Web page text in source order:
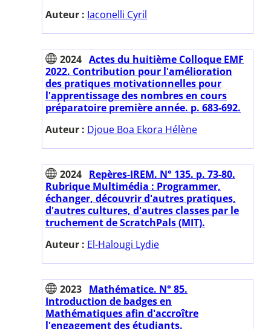
Auteur : Iaconelli Cyril
2024 Actes du huitième Colloque EMF
2022. Contribution pour l'amélioration
des pratiques motivationnelles pour
l'apprentissage des nombres en cours
préparatoire première année. p. 683-692.
Auteur : Djoue Boa Ekora Hélène
2024 Repères-IREM. N° 135. p. 73-80.
Rubrique Multimédia : Programmer,
échanger, découvrir d'autres pratiques,
d'autres cultures, d'autres classes par le
truchement de ScratchPals (MIT).
Auteur : El-Halougi Lydie
2023 Mathématice. N° 85.
Introduction de badges en
Mathématiques afin d'accroître
l'engagement des étudiants.